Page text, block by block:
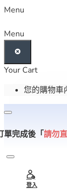
Menu
Menu
Your Cart
您的購物車
單完成後「請勿
登入